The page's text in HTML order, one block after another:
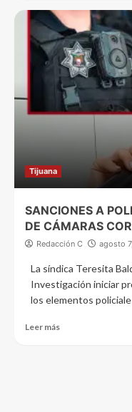
Tijuana
SANCIONES A
DE CÁMARAS
Redacción C agosto
La síndica Teresita
Investigación iniciar
los elementos
Leer más